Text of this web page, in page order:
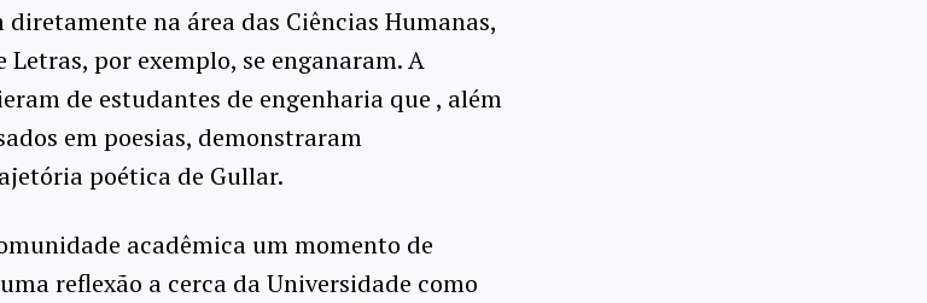
na área das Ciências Humanas,
Letras, por exemplo, se enganaram. A
de estudantes de engenharia que , além
em poesias, demonstraram
poética de Gullar.
acadêmica um momento de
reflexão a cerca da Universidade como